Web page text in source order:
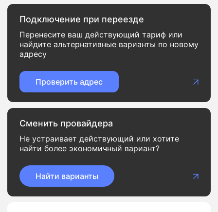
Подключение при переезде
Перенесите ваш действующий тариф или
найдите альтернативные варианты по новому
адресу
Проверить адрес
Сменить провайдера
Не устраивает действующий или хотите
найти более экономичный вариант?
Найти варианты